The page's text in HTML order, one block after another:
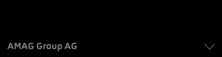
AMAG Group AG